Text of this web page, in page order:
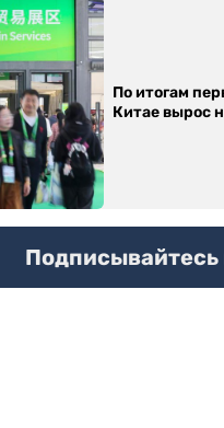
По итогам
Китае вырос
Подписывайтесь